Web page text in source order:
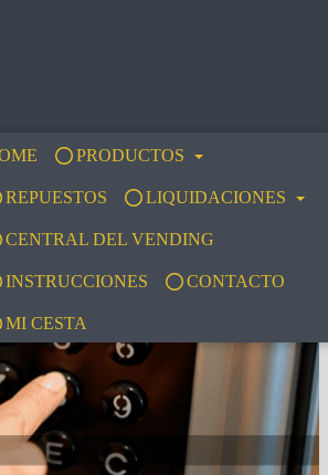
PRODUCTOS
REPUESTOS LIQUIDACIONES
CENTRAL DEL VENDING
INSTRUCCIONES CONTACTO
MI CESTA